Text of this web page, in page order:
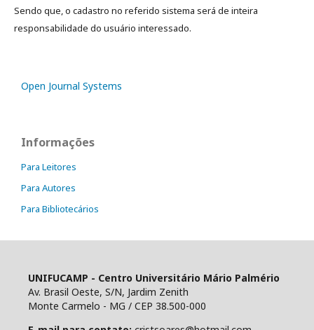
Sendo que, o cadastro no referido sistema será de inteira
responsabilidade do usuário interessado.
Open Journal Systems
Informações
Para Leitores
Para Autores
Para Bibliotecários
UNIFUCAMP - Centro Universitário Mário Palmério
Av. Brasil Oeste, S/N, Jardim Zenith
Monte Carmelo - MG / CEP 38.500-000